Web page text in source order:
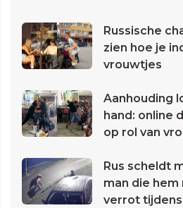
Russische
zien hoe je
vrouwtjes
Aanhouding
hand: online
op rol van
Rus scheldt
man die hem
verrot